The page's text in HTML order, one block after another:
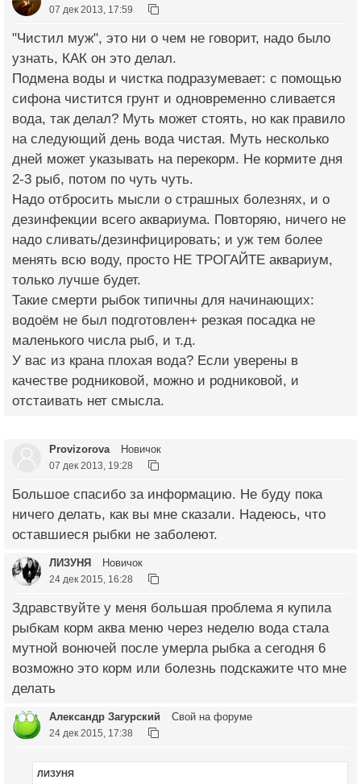
07 дек 2013, 17:59
"Чистил муж", это ни о чем не говорит, надо было
узнать, КАК он это делал.
Подмена воды и чистка подразумевает: с помощью
сифона чистится грунт и одновременно сливается
вода, так делал? Муть может стоять, но как правило
на следующий день вода чистая. Муть несколько
дней может указывать на перекорм. Не кормите дня
2-3 рыб, потом по чуть чуть.
Надо отбросить мысли о страшных болезнях, и о
дезинфекции всего аквариума. Повторяю, ничего не
надо сливать/дезинфицировать; и уж тем более
менять всю воду, просто НЕ ТРОГАЙТЕ аквариум,
только лучше будет.
Такие смерти рыбок типичны для начинающих:
водоём не был подготовлен+ резкая посадка не
маленького числа рыб, и т.д.
У вас из крана плохая вода? Если уверены в
качестве родниковой, можно и родниковой, и
отстаивать нет смысла.
Provizorova Новичок
07 дек 2013, 19:28
Большое спасибо за информацию. Не буду пока
ничего делать, как вы мне сказали. Надеюсь, что
оставшиеся рыбки не заболеют.
ЛИЗУНЯ Новичок
24 дек 2015, 16:28
Здравствуйте у меня большая проблема я купила
рыбкам корм аква меню через неделю вода стала
мутной вонючей после умерла рыбка а сегодня 6
возможно это корм или болезнь подскажите что мне
делать
Александр Загурский Свой на форуме
24 дек 2015, 17:38
ЛИЗУНЯ